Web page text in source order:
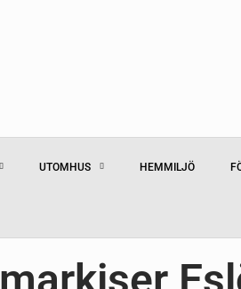
UTOMHUS HEMMILJÖ